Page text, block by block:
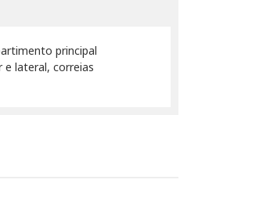
principal
lateral, correias